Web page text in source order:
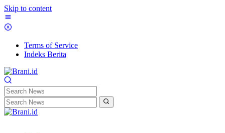
Skip to content
Terms of Service
Indeks Berita